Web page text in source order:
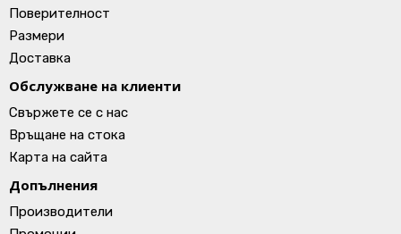
Поверителност
Размери
Доставка
Обслужване на клиенти
Свържете се с нас
Връщане на стока
Карта на сайта
Допълнения
Производители